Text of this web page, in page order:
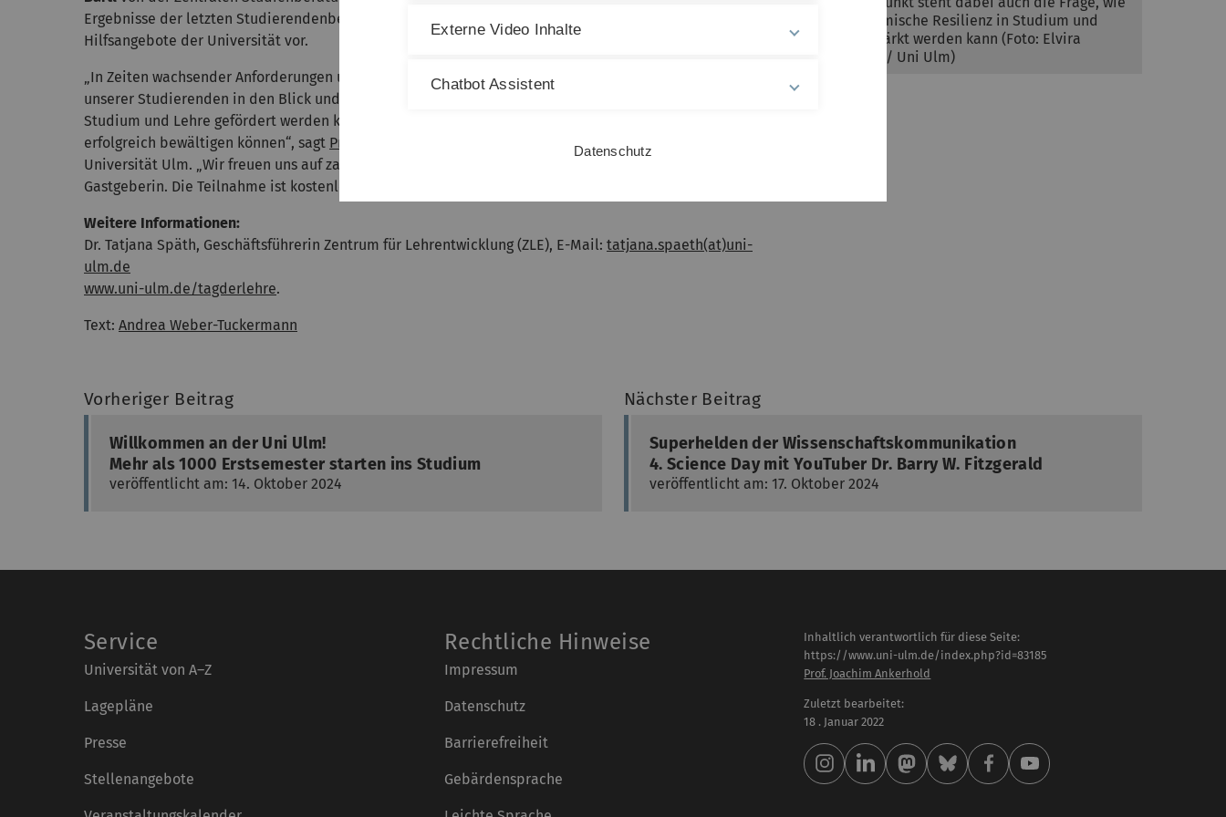
Ergebnisse der letzten Studierendenbefragung, diskutieren mögliche Lösungsansätze und stellen
Hilfsangebote der Universität vor.
„In Zeiten wachsender Anforderungen und Herausforderungen nehmen wir die psychische Gesundheit
unserer Studierenden in den Blick und suchen gemeinsam nach Wegen, wie die akademische Resilienz in
Studium und Lehre gefördert werden kann, damit unsere Studentinnen und Studenten ihr Studium
erfolgreich bewältigen können“, sagt Professorin Olga Pollatos Vizepräsidentin für Lehre
Universität Ulm. „Wir freuen uns auf zahlreiche interessierte Gäste beim 8. Tag der Lehre!“, so die
Gastgeberin. Die Teilnahme ist kostenlos. Um Anmeldung wird gebeten
Weitere Informationen:
Dr. Tatjana Späth, Geschäftsführerin Zentrum für Lehrentwicklung (ZLE), E-Mail: tatjana.spaeth(at)uni-
ulm.de
www.uni-ulm.de/tagderlehre.
Text: Andrea Weber-Tuckermann
die akademische Resilienz in Studium und
Lehre gestärkt werden kann (Foto: Elvira
Eberhardt / Uni Ulm)
Vorheriger Beitrag
Willkommen an der Uni Ulm!
Mehr als 1000 Erstsemester starten ins Studium
veröffentlicht am: 14. Oktober 2024
Nächster Beitrag
Superhelden der Wissenschaftskommunikation
4. Science Day mit YouTuber Dr. Barry W. Fitzgerald
veröffentlicht am: 17. Oktober 2024
Service
Universität von A–Z
Lagepläne
Presse
Stellenangebote
Rechtliche Hinweise
Impressum
Datenschutz
Barrierefreiheit
Gebärdensprache
Inhaltlich verantwortlich für diese Seite:
https://www.uni-ulm.de/index.php?id=83185
Prof. Joachim Ankerhold
Zuletzt bearbeitet:
18 . Januar 2022
Externe Video Inhalte
Chatbot Assistent
Datenschutz